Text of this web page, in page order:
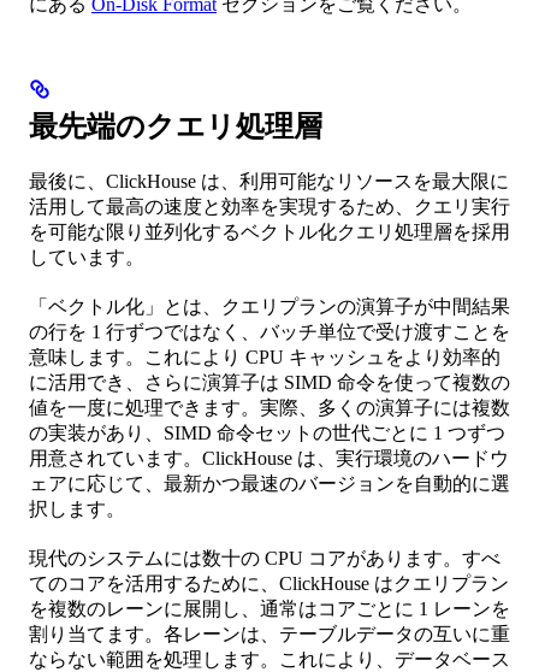
最先端のクエリ処理層
最後に、ClickHouse は、利用可能なリソースを最大限に
活用して最高の速度と効率を実現するため、クエリ実行
を可能な限り並列化するベクトル化クエリ処理層を採用
しています。
「ベクトル化」とは、クエリプランの演算子が中間結果
の行を 1 行ずつではなく、バッチ単位で受け渡すことを
意味します。これにより CPU キャッシュをより効率的
に活用でき、さらに演算子は SIMD 命令を使って複数の
値を一度に処理できます。実際、多くの演算子には複数
の実装があり、SIMD 命令セットの世代ごとに 1 つずつ
用意されています。ClickHouse は、実行環境のハードウ
ェアに応じて、最新かつ最速のバージョンを自動的に選
択します。
現代のシステムには数十の CPU コアがあります。すべ
てのコアを活用するために、ClickHouse はクエリプラン
を複数のレーンに展開し、通常はコアごとに 1 レーンを
割り当てます。各レーンは、テーブルデータの互いに重
ならない範囲を処理します。これにより、データベース